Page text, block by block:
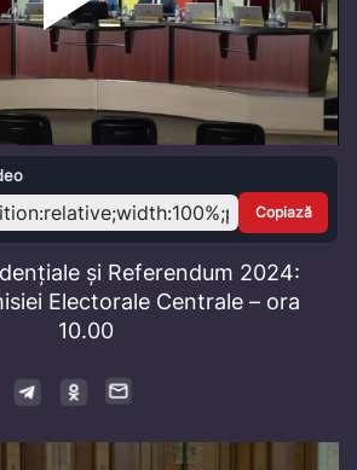
Play
Video
Copiază
și Referendum 2024:
Electorale Centrale – ora
10.00